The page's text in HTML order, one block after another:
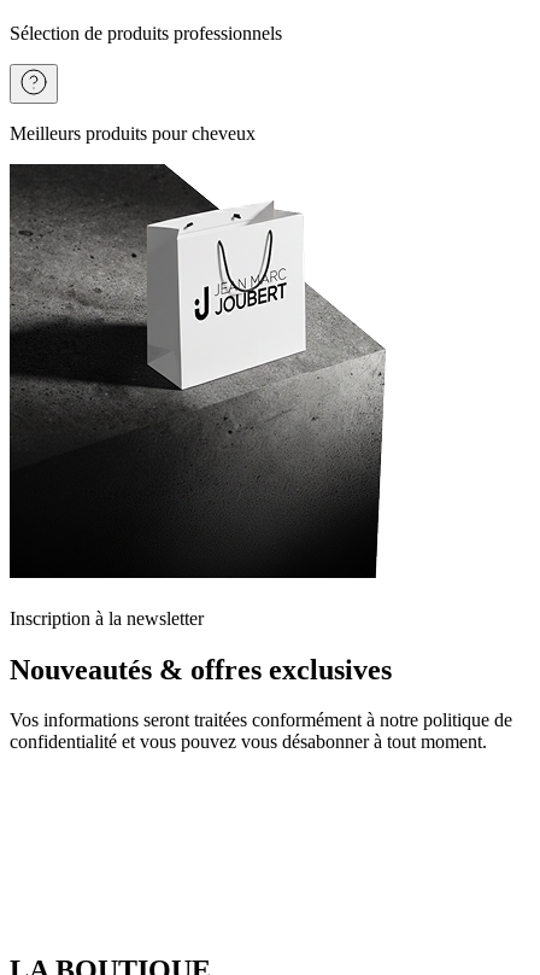
Sélection de produits professionnels
Meilleurs produits pour cheveux
Inscription à la newsletter
Nouveautés & offres exclusives
Vos informations seront traitées conformément à notre politique de
confidentialité et vous pouvez vous désabonner à tout moment.